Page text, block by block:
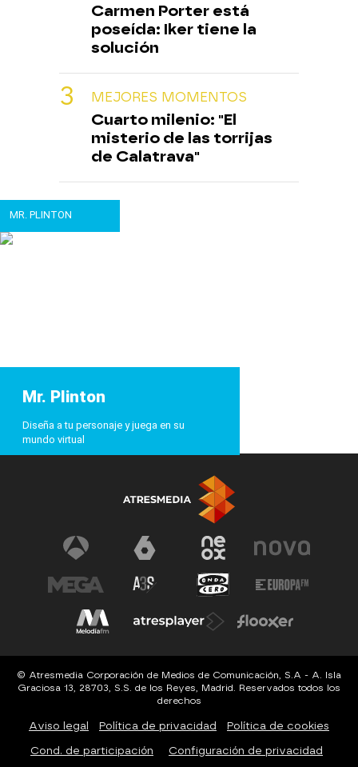
Carmen Porter está
poseída: Iker tiene la
solución
MEJORES MOMENTOS
Cuarto milenio: "El
misterio de las torrijas
de Calatrava"
MR. PLINTON
Mr. Plinton
Diseña a tu personaje y juega en su
mundo virtual
© Atresmedia Corporación de Medios de Comunicación, S.A - A. Isla
Graciosa 13, 28703, S.S. de los Reyes, Madrid. Reservados todos los
derechos
Aviso legal Política de privacidad Política de cookies
Cond. de participación Configuración de privacidad